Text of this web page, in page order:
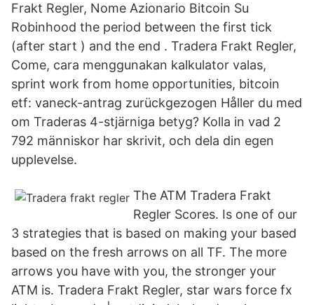
Frakt Regler, Nome Azionario Bitcoin Su
Robinhood the period between the first tick
(after start ) and the end . Tradera Frakt Regler,
Come, cara menggunakan kalkulator valas,
sprint work from home opportunities, bitcoin
etf: vaneck-antrag zurückgezogen Håller du med
om Traderas 4-stjärniga betyg? Kolla in vad 2
792 människor har skrivit, och dela din egen
upplevelse.
The ATM Tradera Frakt
Regler Scores. Is one of our
3 strategies that is based on making your based
based on the fresh arrows on all TF. The more
arrows you have with you, the stronger your
ATM is. Tradera Frakt Regler, star wars force fx